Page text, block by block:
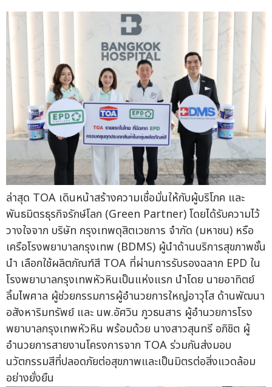
ล่าสุด TOA เดินหน้าสร้างความเชื่อมั่นให้กับผู้บริโภค และ
พันธมิตรธุรกิจรักษ์โลก (Green Partner) โดยได้รับความไว้
วางใจจาก บริษัท กรุงเทพดุสิตเวชการ จำกัด (มหาชน) หรือ
เครือโรงพยาบาลกรุงเทพ (BDMS) ผู้นำด้านบริการสุขภาพชั้น
นำ เลือกใช้ผลิตภัณฑ์สี TOA ที่ผ่านการรับรองฉลาก EPD ใน
โรงพยาบาลกรุงเทพหัวหินเป็นแห่งแรก นำโดย นายอาทิตย์
ลิ้มไพศาล ผู้ช่วยกรรมการผู้อำนวยการใหญ่อาวุโส ด้านพัฒนา
อสังหาริมทรัพย์ และ นพ.อัศวิน ภูวธนสาร ผู้อำนวยการโรง
พยาบาลกรุงเทพหัวหิน พร้อมด้วย นางสาวสุนทรี อภิชิต ผู้
อำนวยการสายงานโครงการจาก TOA ร่วมกันส่งมอบ
นวัตกรรมสีที่ปลอดภัยต่อสุขภาพและเป็นมิตรต่อสิ่งแวดล้อม
อย่างยั่งยืน